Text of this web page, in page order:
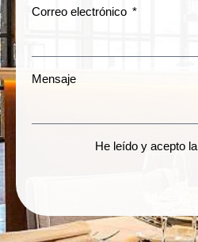
Correo electrónico
Mensaje
He leído y acepto la